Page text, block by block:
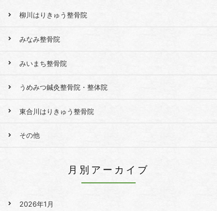
柳川はりきゅう整骨院
みなみ整骨院
みいまち整骨院
うめみつ鍼灸整骨院・整体院
東合川はりきゅう整骨院
その他
月別アーカイブ
2026年1月